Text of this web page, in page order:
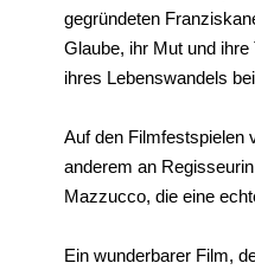
gegründeten
Glaube, ihr Mut und
ihres Lebenswandels
Auf den Filmfestspielen
anderem an
Mazzucco, die eine
Ein wunderbarer Film,